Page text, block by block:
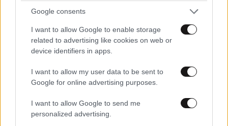
Google consents
I want to allow Google to enable storage
related to advertising like cookies on web or
device identifiers in apps.
I want to allow my user data to be sent to
Google for online advertising purposes.
I want to allow Google to send me
personalized advertising.
ΕΛΛΑΔΑ05·08·2026 21:24
«Κάηκε το σπίτι μας στην Ελλάδα λίγο πριν
μετακομίσουμε»: Απαρηγόρητη η οικογένεια
γίνεται στάχτη